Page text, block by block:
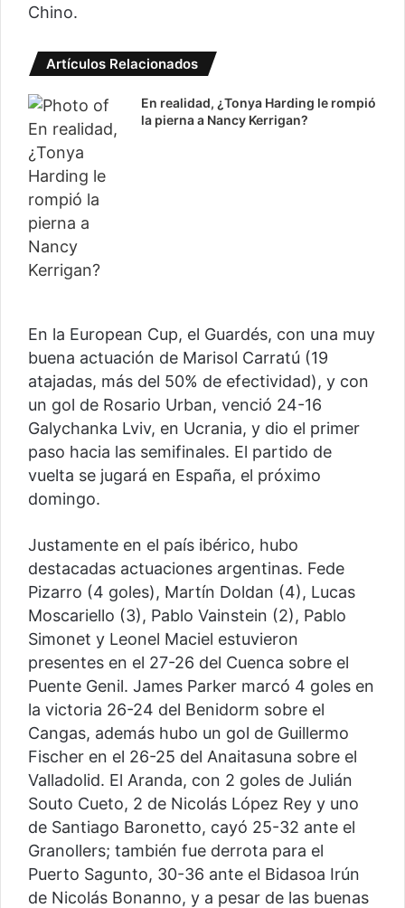
Chino.
Artículos Relacionados
En realidad, ¿Tonya Harding le rompió
la pierna a Nancy Kerrigan?
En la European Cup, el Guardés, con una muy
buena actuación de Marisol Carratú (19
atajadas, más del 50% de efectividad), y con
un gol de Rosario Urban, venció 24-16
Galychanka Lviv, en Ucrania, y dio el primer
paso hacia las semifinales. El partido de
vuelta se jugará en España, el próximo
domingo.
Justamente en el país ibérico, hubo
destacadas actuaciones argentinas. Fede
Pizarro (4 goles), Martín Doldan (4), Lucas
Moscariello (3), Pablo Vainstein (2), Pablo
Simonet y Leonel Maciel estuvieron
presentes en el 27-26 del Cuenca sobre el
Puente Genil. James Parker marcó 4 goles en
la victoria 26-24 del Benidorm sobre el
Cangas, además hubo un gol de Guillermo
Fischer en el 26-25 del Anaitasuna sobre el
Valladolid. El Aranda, con 2 goles de Julián
Souto Cueto, 2 de Nicolás López Rey y uno
de Santiago Baronetto, cayó 25-32 ante el
Granollers; también fue derrota para el
Puerto Sagunto, 30-36 ante el Bidasoa Irún
de Nicolás Bonanno, y a pesar de las buenas